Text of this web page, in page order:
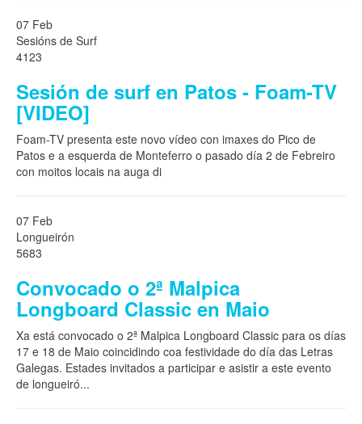
07 Feb
Sesións de Surf
4123
Sesión de surf en Patos - Foam-TV
[VIDEO]
Foam-TV presenta este novo vídeo con imaxes do Pico de
Patos e a esquerda de Monteferro o pasado día 2 de Febreiro
con moitos locais na auga di
07 Feb
Longueirón
5683
Convocado o 2ª Malpica
Longboard Classic en Maio
Xa está convocado o 2ª Malpica Longboard Classic para os días
17 e 18 de Maio coincidindo coa festividade do día das Letras
Galegas. Estades invitados a participar e asistir a este evento
de longueiró...